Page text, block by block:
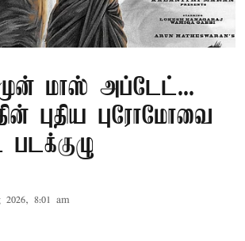
முன் மாஸ் அப்டேட்...
புதிய புரோமோவை
2026, 8:01 am